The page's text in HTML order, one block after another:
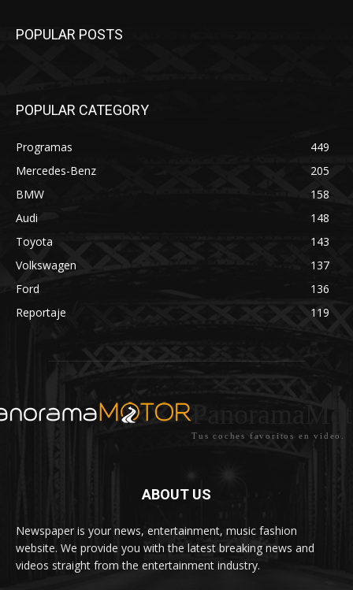
POPULAR POSTS
POPULAR CATEGORY
Programas
449
Mercedes-Benz
205
BMW
158
Audi
148
Toyota
143
Volkswagen
137
Ford
136
Reportaje
119
Tus coches favoritos en video.
ABOUT US
Newspaper is your news, entertainment, music fashion
website. We provide you with the latest breaking news and
videos straight from the entertainment industry.